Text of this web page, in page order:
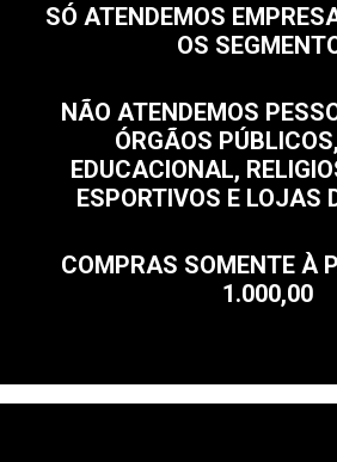
SÓ ATENDEMOS
OS
NÃO ATENDEMOS
ÓRGÃOS
EDUCACIONAL,
ESPORTIVOS E LOJAS
COMPRAS SOMENTE À
1.000,00